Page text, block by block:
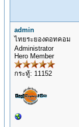
admin
ไทยระยองดอทคอม
Administrator
Hero Member
กระทู้: 11152